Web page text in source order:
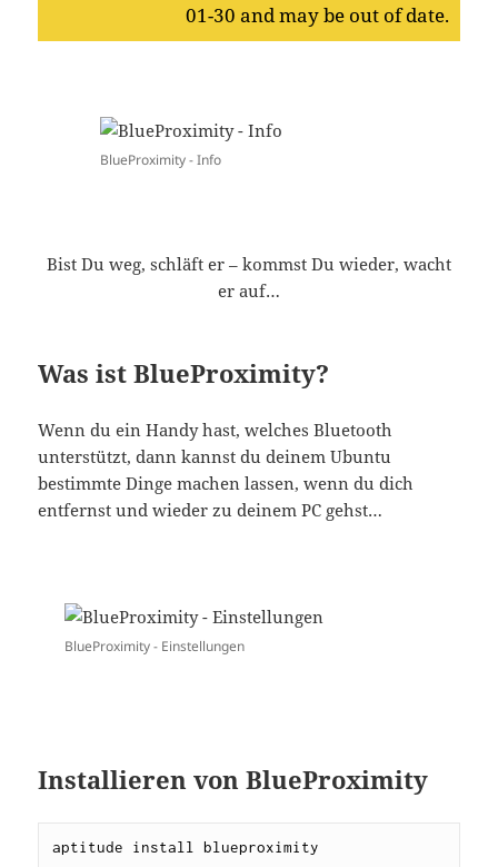
01-30 and may be out of date.
BlueProximity - Info
Bist Du weg, schläft er – kommst Du wieder, wacht
er auf…
Was ist BlueProximity?
Wenn du ein Handy hast, welches Bluetooth
unterstützt, dann kannst du deinem Ubuntu
bestimmte Dinge machen lassen, wenn du dich
entfernst und wieder zu deinem PC gehst…
BlueProximity - Einstellungen
Installieren von BlueProximity
aptitude install blueproximity